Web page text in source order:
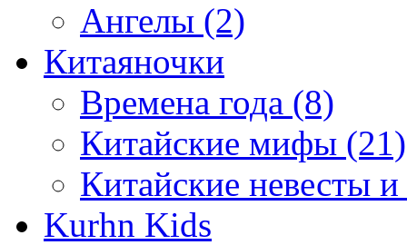
Ангелы (2)
Китаяночки
Времена года (8)
Китайские мифы (21)
Китайские невесты
Kurhn Kids